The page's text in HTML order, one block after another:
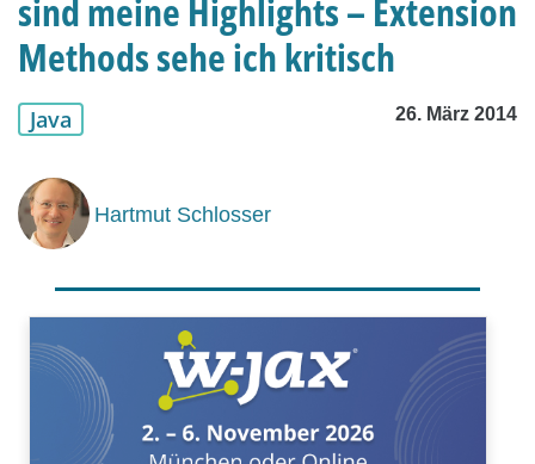
sind meine Highlights – Extension
Methods sehe ich kritisch
Java 26. März 2014
Hartmut Schlosser